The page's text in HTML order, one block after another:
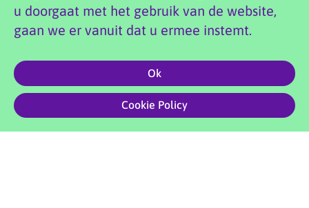
Aanmelden
Copyright 2026 Doenya’s Danswereld |Privacyvoorwaarden|
Website foto’s: Marian Shutte | Site byCreative Compound
u doorgaat met het gebruik van de website,
gaan we er vanuit dat u ermee instemt.
Ok
Cookie Policy